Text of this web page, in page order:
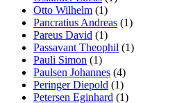
Otto Wilhelm (1)
Pancratius Andreas (1)
Pareus David (1)
Passavant Theophil (1)
Pauli Simon (1)
Paulsen Johannes (4)
Peringer Diepold (1)
Petersen Eginhard (1)